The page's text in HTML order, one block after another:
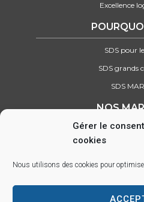
Gérer le
cookies
Nous utilisons des cookies pour
Excellence
SDS pour
SDS grands
SDS
NOS
Retrouvez tous